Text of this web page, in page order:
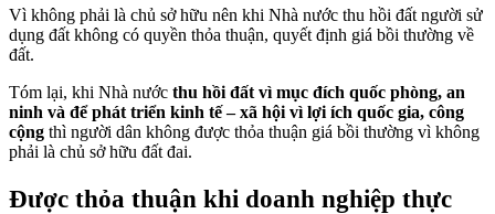
Vì không phải là chủ sở hữu nên khi Nhà nước thu hồi đất người sử
dụng đất không có quyền thỏa thuận, quyết định giá bồi thường về
đất.
Tóm lại, khi Nhà nước thu hồi đất vì mục đích quốc phòng, an
ninh và để phát triển kinh tế – xã hội vì lợi ích quốc gia, công
cộng thì người dân không được thỏa thuận giá bồi thường vì không
phải là chủ sở hữu đất đai.
Được thỏa thuận khi doanh nghiệp thực